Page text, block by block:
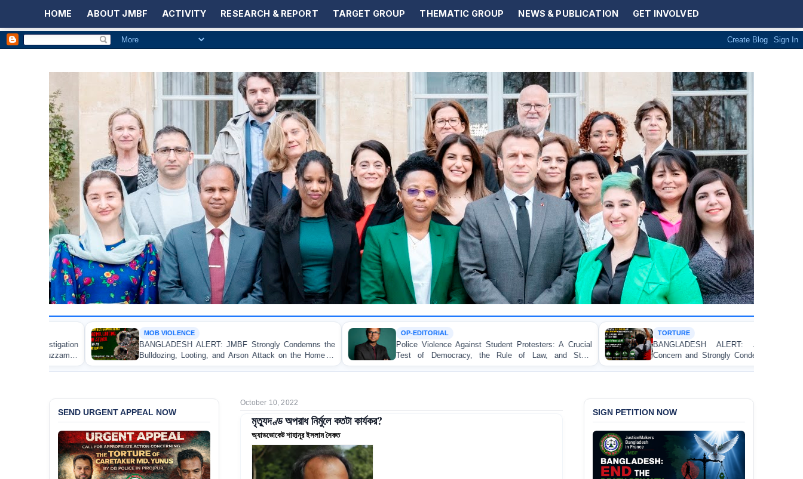
HOME ABOUT JMBF ACTIVITY RESEARCH & REPORT TARGET GROUP THEMATIC GROUP NEWS & PUBLICATION GET INVOLVED
MOB VIOLENCE
BANGLADESH ALERT: JMBF Strongly Condemns the
Bulldozing, Looting, and Arson Attack on the Home of
an Awami League Leader in Patuakhali
Police Violence Against Student Protesters: A Crucial
Test of Democracy, the Rule of Law, and State
Accountability
BANGLADESH ALERT: JMFB Expresses Deep
Concern and Strongly Condemns Police Baton Charge
on Peaceful College Student Protesters in Dhaka
October 10, 2022
মৃত্যুদণ্ড অপরাধ নির্মুলে কতটা কার্যকর?
অ্যাডভোকেট শাহানূর ইসলাম সৈকত
SEND URGENT APPEAL NOW SIGN PETITION NOW